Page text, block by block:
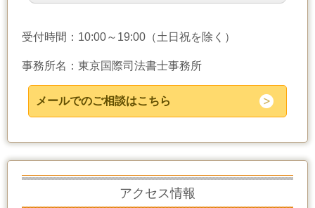
受付時間：10:00～19:00（土日祝を除く）
事務所名：東京国際司法書士事務所
メールでのご相談はこちら
アクセス情報